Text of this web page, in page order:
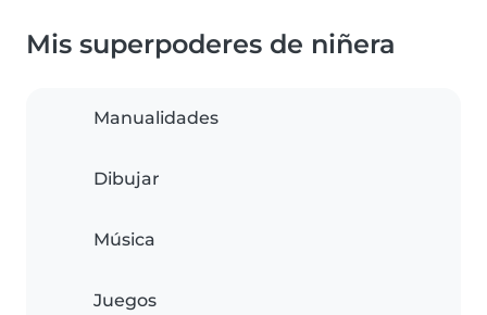
Mis superpoderes de niñera
Manualidades
Dibujar
Música
Juegos